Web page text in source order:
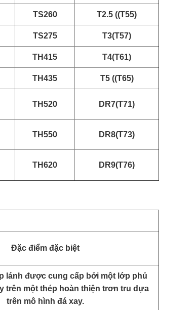
TS260 T2.5 ((T55)
TS275 T3(T57)
TH415 T4(T61)
TH435 T5 ((T65)
TH520 DR7(T71)
TH550 DR8(T73)
TH620 DR9(T76)
Đặc điểm đặc biệt
lánh được cung cấp bởi một lớp phủ
trên một thép hoàn thiện trơn tru dựa
trên mô hình đá xay.